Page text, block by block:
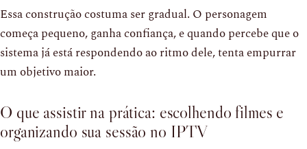
Essa construção costuma ser gradual. O personagem
começa pequeno, ganha confiança, e quando percebe que o
sistema já está respondendo ao ritmo dele, tenta empurrar
um objetivo maior.
O que assistir na prática: escolhendo filmes e
organizando sua sessão no IPTV